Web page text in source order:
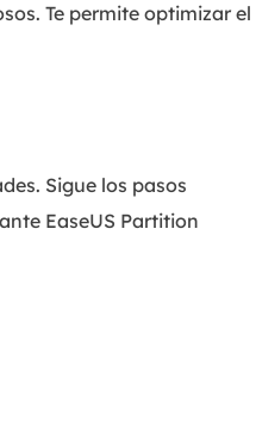
Te permite optimizar el
Sigue los pasos
EaseUS Partition